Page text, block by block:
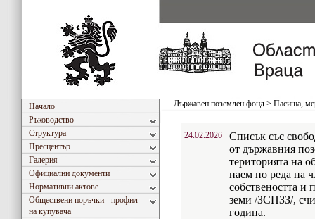
Начало
Ръководство
Структура
Пресцентър
Галерия
Официални документи
Нормативни актове
Обществени поръчки - профил
на купувача
Държавен поземлен фонд > Пасища,
24.02.2026
Списък със
от държавния
територията на
наем по реда на
собствеността и
земи /ЗСПЗЗ/,
година.